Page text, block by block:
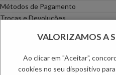
Métodos de Pagamento
Trocas e Devoluções
Categorias:Homem, Pulseiras
PRODUTOS
VALORIZAMOS A
Ao clicar em "Aceitar",
cookies no seu dispositivo